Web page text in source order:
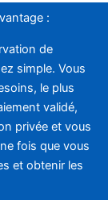
:
de
simple. Vous
le plus
validé,
privée et vous
fois que vous
et obtenir les